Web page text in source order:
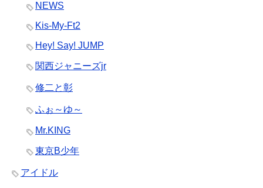
NEWS
Kis-My-Ft2
Hey! Say! JUMP
関西ジャニーズjr
修二と彰
ふぉ～ゆ～
Mr.KING
東京B少年
アイドル